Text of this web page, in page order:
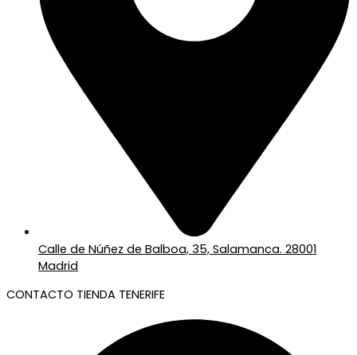
Calle de Núñez de Balboa, 35, Salamanca. 28001
Madrid
CONTACTO TIENDA TENERIFE